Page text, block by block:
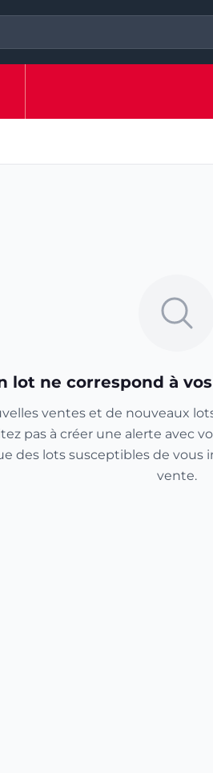
lot ne correspond à
ventes et de nouveaux
pas à créer une alerte avec
des lots susceptibles de vous
vente.